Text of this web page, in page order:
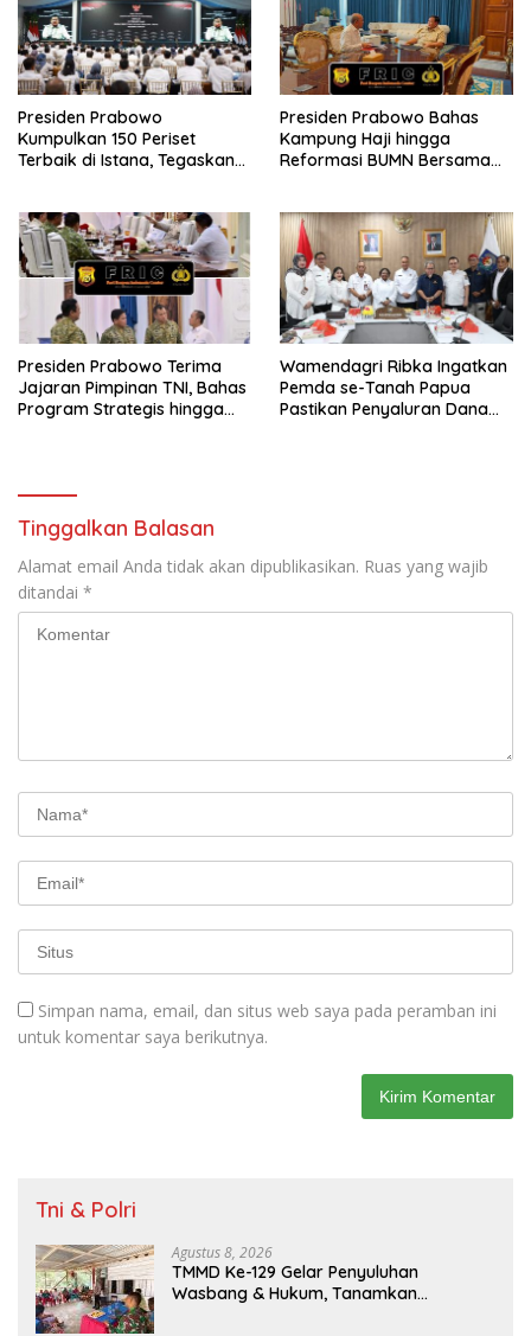
Presiden Prabowo
Kumpulkan 150 Periset
Terbaik di Istana, Tegaskan
Presiden Prabowo Bahas
Kampung Haji hingga
Reformasi BUMN Bersama
Presiden Prabowo Terima
Jajaran Pimpinan TNI, Bahas
Program Strategis hingga
Wamendagri Ribka Ingatkan
Pemda se-Tanah Papua
Pastikan Penyaluran Dana
Tinggalkan Balasan
Alamat email Anda tidak akan dipublikasikan. Ruas yang wajib
ditandai *
Simpan nama, email, dan situs web saya pada peramban ini
untuk komentar saya berikutnya.
Tni & Polri
Agustus 8, 2026
TMMD Ke-129 Gelar Penyuluhan
Wasbang & Hukum, Tanamkan